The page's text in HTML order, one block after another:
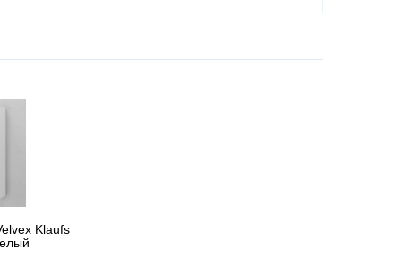
Klaufs